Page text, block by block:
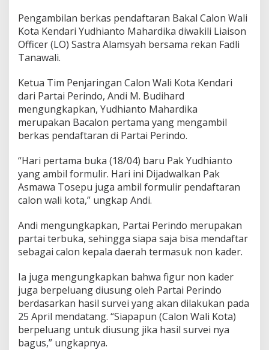
Pengambilan berkas pendaftaran Bakal Calon Wali
Kota Kendari Yudhianto Mahardika diwakili Liaison
Officer (LO) Sastra Alamsyah bersama rekan Fadli
Tanawali.
Ketua Tim Penjaringan Calon Wali Kota Kendari
dari Partai Perindo, Andi M. Budihard
mengungkapkan, Yudhianto Mahardika
merupakan Bacalon pertama yang mengambil
berkas pendaftaran di Partai Perindo.
“Hari pertama buka (18/04) baru Pak Yudhianto
yang ambil formulir. Hari ini Dijadwalkan Pak
Asmawa Tosepu juga ambil formulir pendaftaran
calon wali kota,” ungkap Andi.
Andi mengungkapkan, Partai Perindo merupakan
partai terbuka, sehingga siapa saja bisa mendaftar
sebagai calon kepala daerah termasuk non kader.
Ia juga mengungkapkan bahwa figur non kader
juga berpeluang diusung oleh Partai Perindo
berdasarkan hasil survei yang akan dilakukan pada
25 April mendatang. “Siapapun (Calon Wali Kota)
berpeluang untuk diusung jika hasil survei nya
bagus,” ungkapnya.